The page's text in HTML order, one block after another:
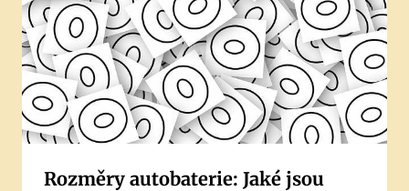
Rozměry autobaterie: Jaké jsou